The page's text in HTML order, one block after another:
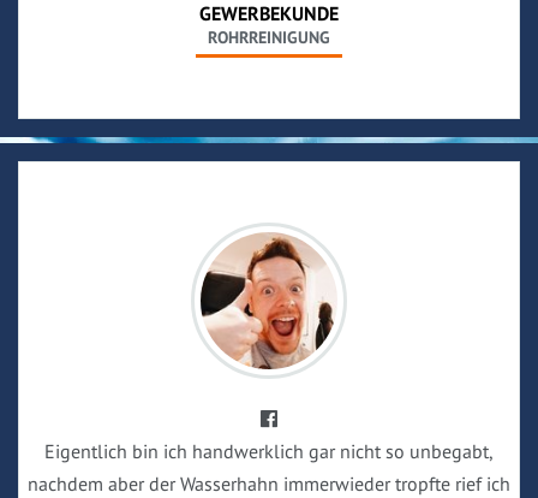
GEWERBEKUNDE
ROHRREINIGUNG
Eigentlich bin ich handwerklich gar nicht so unbegabt,
nachdem aber der Wasserhahn immerwieder tropfte rief ich